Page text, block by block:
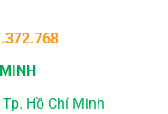
Hồ Chí Minh